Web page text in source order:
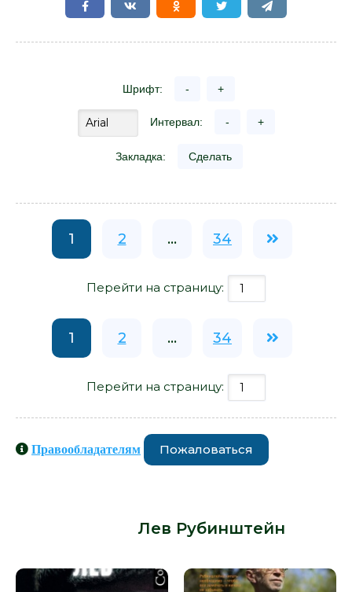
Шрифт: - +
Интервал: - +
Закладка: Сделать
1 2 ... 34
Перейти на страницу:
1 2 ... 34
Перейти на страницу:
Правообладателям Пожаловаться
автора -Лев Рубинштейн